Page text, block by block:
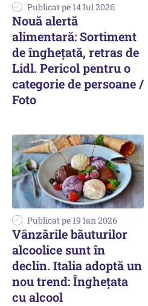
Publicat pe 14 Iul 2026
Nouă alertă
alimentară: Sortiment
de înghețată, retras de
Lidl. Pericol pentru o
categorie de persoane /
Foto
Publicat pe 19 Ian 2026
Vânzările băuturilor
alcoolice sunt în
declin. Italia adoptă un
nou trend: Înghețata
cu alcool